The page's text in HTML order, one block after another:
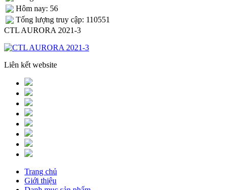
Hôm nay: 56
Tống lượng truy cập: 110551
CTL AURORA 2021-3
Liên kết website
Trang chủ
Giới thiệu